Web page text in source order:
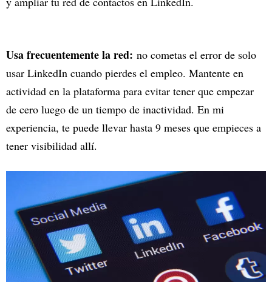
Usa frecuentemente la red: no cometas el error de solo
usar LinkedIn cuando pierdes el empleo. Mantente en
actividad en la plataforma para evitar tener que empezar
de cero luego de un tiempo de inactividad. En mi
experiencia, te puede llevar hasta 9 meses que empieces a
tener visibilidad allí.